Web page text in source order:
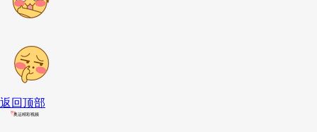
返回顶部
奥运精彩视频